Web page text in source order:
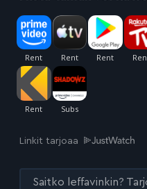
Linkit tarjoaa
Saitko leffavinkin?